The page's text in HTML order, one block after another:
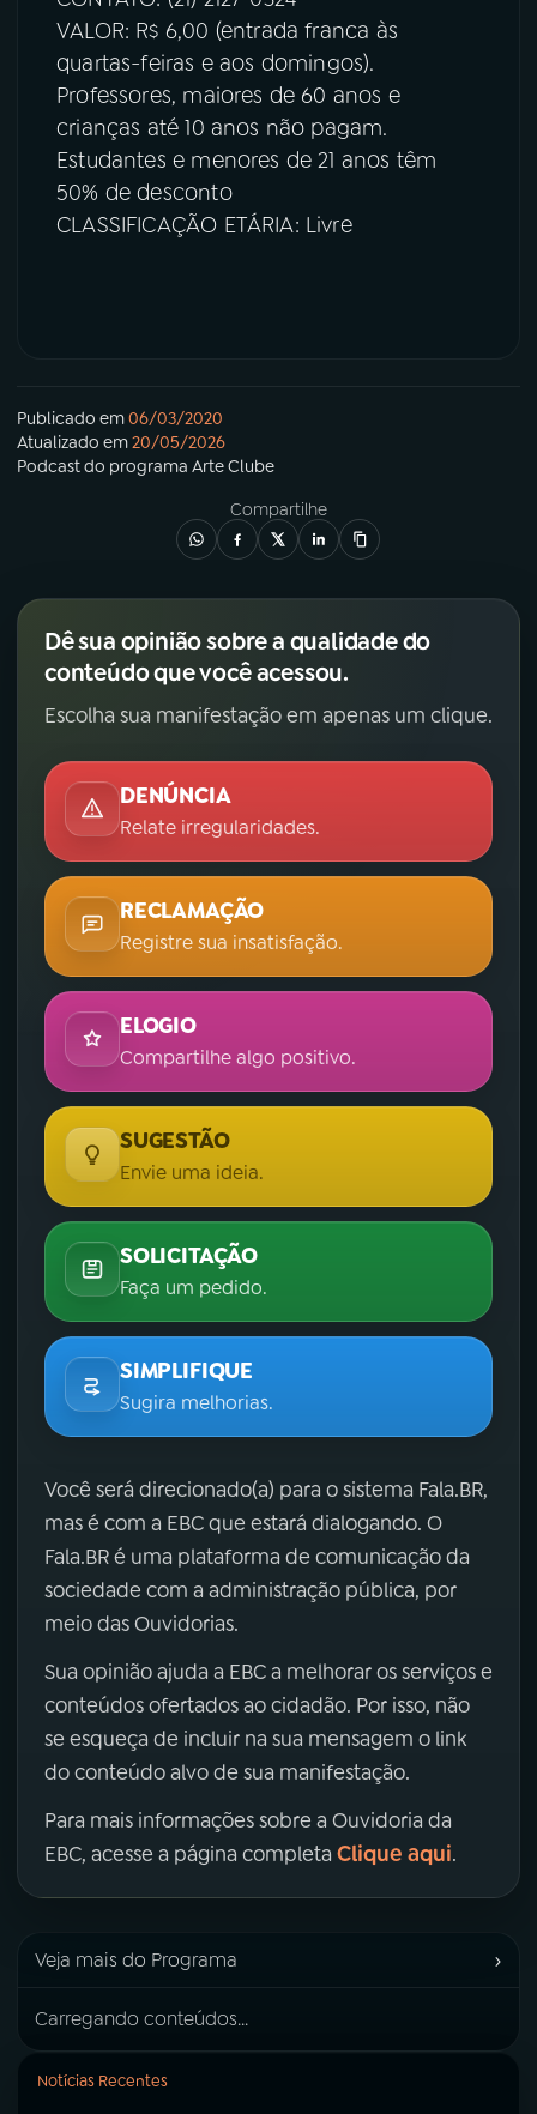
VALOR: R$ 6,00 (entrada franca às
quartas-feiras e aos domingos).
Professores, maiores de 60 anos e
crianças até 10 anos não pagam.
Estudantes e menores de 21 anos têm
50% de desconto
CLASSIFICAÇÃO ETÁRIA: Livre
Publicado em06/03/2020
Atualizado em20/05/2026
Podcastdo programa Arte Clube
Compartilhe
Dê sua opinião sobre a qualidade do
conteúdo que você acessou.
Escolha sua manifestação em apenas um clique.
DENÚNCIA
Relate irregularidades.
RECLAMAÇÃO
Registre sua insatisfação.
ELOGIO
Compartilhe algo positivo.
SUGESTÃO
Envie uma ideia.
SOLICITAÇÃO
Faça um pedido.
SIMPLIFIQUE
Sugira melhorias.
Você será direcionado(a) para o sistema Fala.BR,
mas é com a EBC que estará dialogando. O
Fala.BR é uma plataforma de comunicação da
sociedade com a administração pública, por
meio das Ouvidorias.
Sua opinião ajuda a EBC a melhorar os serviços e
conteúdos ofertados ao cidadão. Por isso, não
se esqueça de incluir na sua mensagem o link
do conteúdo alvo de sua manifestação.
Para mais informações sobre a Ouvidoria da
EBC, acesse a página completa Clique aqui.
Veja mais do Programa ›
Carregando conteúdos...
Notícias Recentes